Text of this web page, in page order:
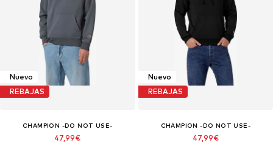
Nuevo
REBAJAS
CHAMPION -DO NOT USE-
47,99€
Nuevo
REBAJAS
CHAMPION -DO NOT USE-
47,99€